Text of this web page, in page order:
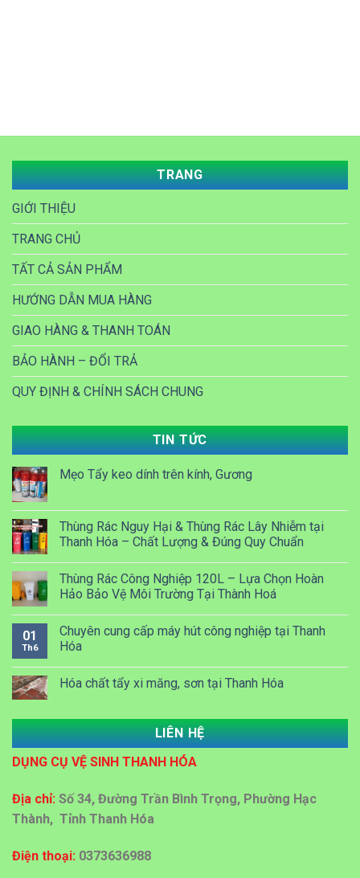
TRANG
GIỚI THIỆU
TRANG CHỦ
TẤT CẢ SẢN PHẨM
HƯỚNG DẪN MUA HÀNG
GIAO HÀNG & THANH TOÁN
BẢO HÀNH – ĐỔI TRẢ
QUY ĐỊNH & CHÍNH SÁCH CHUNG
TIN TỨC
Mẹo Tẩy keo dính trên kính, Gương
Thùng Rác Nguy Hại & Thùng Rác Lây Nhiễm tại
Thanh Hóa – Chất Lượng & Đúng Quy Chuẩn
Thùng Rác Công Nghiệp 120L – Lựa Chọn Hoàn
Hảo Bảo Vệ Môi Trường Tại Thành Hoá
01
Th6
Chuyên cung cấp máy hút công nghiệp tại Thanh
Hóa
Hóa chất tẩy xi măng, sơn tại Thanh Hóa
Dung dịch Lau kính công nghiệp tại Thanh Hóa
LIÊN HỆ
DỤNG CỤ VỆ SINH THANH HÓA
Địa chỉ: Số 34, Đường Trần Bình Trọng, Phường Hạc
Thành, Tỉnh Thanh Hóa
Điện thoại: 0373636988